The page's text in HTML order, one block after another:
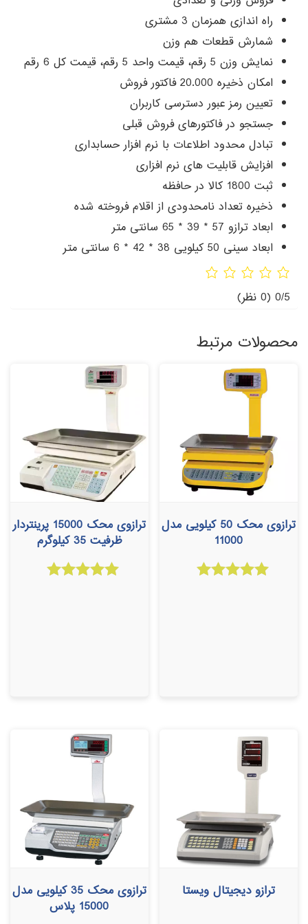
راه اندازی همزمان 3 مشتری
شمارش قطعات هم وزن
نمایش وزن 5 رقم، قیمت واحد 5 رقم، قیمت کل 6 رقم
امکان ذخیره 20.000 فاکتور فروش
تعیین رمز عبور دسترسی کاربران
جستجو در فاکتورهای فروش قبلی
تبادل محدود اطلاعات با نرم افزار حسابداری
افزایش قابلیت های نرم افزاری
ثبت 1800 کالا در حافظه
ذخیره تعداد نامحدودی از اقلام فروخته شده
ابعاد ترازو 57 * 39 * 65 سانتی متر
ابعاد سینی 50 کیلویی 38 * 42 * 6 سانتی متر
0/5 (0 نظر)
محصولات مرتبط
ترازوی محک 50 کیلویی مدل
11000
ترازوی محک 15000 پرینتردار
ظرفیت 35 کیلوگرم
ترازو دیجیتال ویستا ترازوی محک 35 کیلویی مدل
15000 پلاس